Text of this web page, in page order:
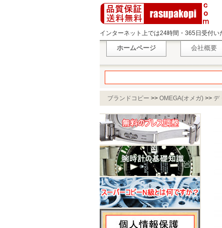
インターネット上では24時間・365日受付い
ホームページ 会社概要
ブランドコピー >> OMEGA(オメガ) >> デ